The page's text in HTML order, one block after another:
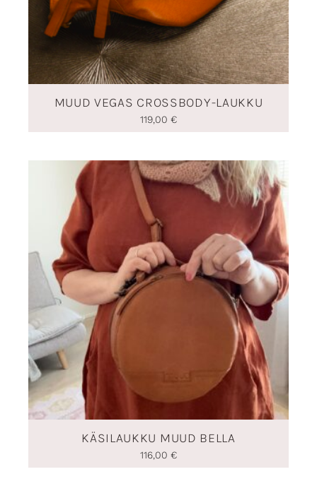
MUUD VEGAS CROSSBODY-LAUKKU
119,00 €
KÄSILAUKKU MUUD BELLA
116,00 €